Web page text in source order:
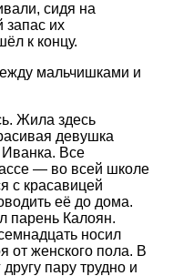
сидя на
запас их
к концу.
мальчишками и
Жила здесь
девушка
Иванка. Все
— во всей школе
с красавицей
её до дома.
парень Калоян.
носил
от женского пола. В
пару трудно и